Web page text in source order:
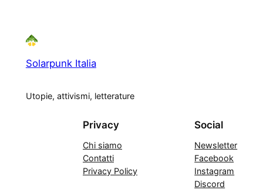
Solarpunk Italia
Utopie, attivismi, letterature
Privacy
Chi siamo
Contatti
Privacy Policy
Social
Newsletter
Facebook
Instagram
Discord